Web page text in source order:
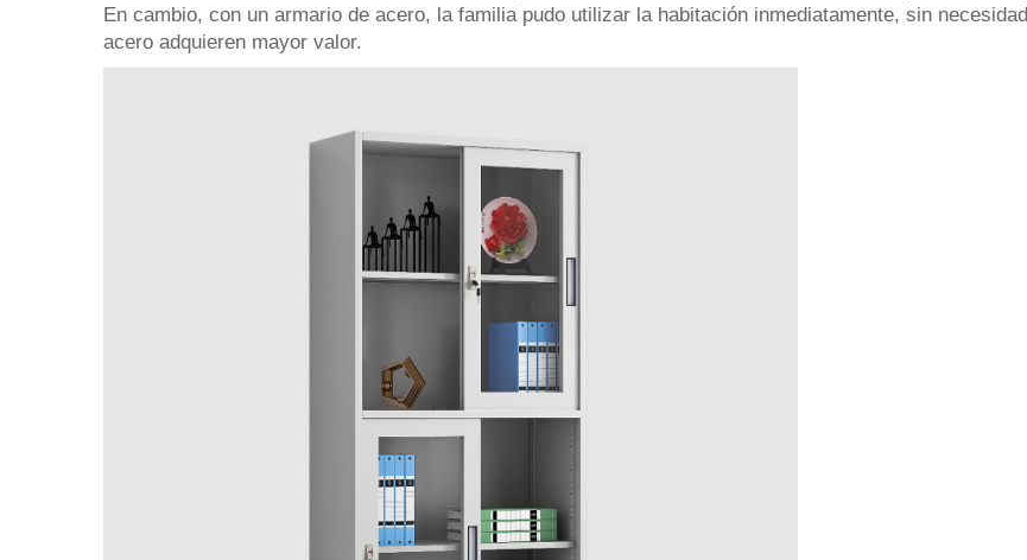
En cambio, con un armario de acero, la familia pudo utilizar la habitación inmediatamente, sin
acero adquieren mayor valor.